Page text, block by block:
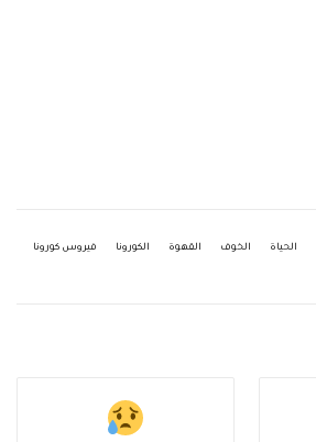
الحياة الخوف القهوة الكورونا
فيروس كورونا